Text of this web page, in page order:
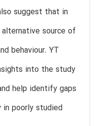
suggest that in
source of
behaviour. YT
into the study
help identify gaps
in poorly studied